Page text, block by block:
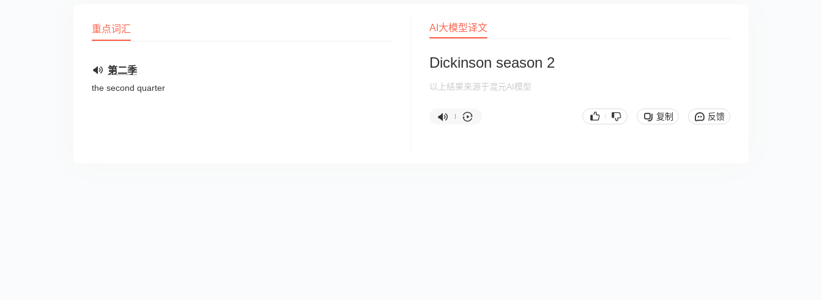
重点词汇
第二季
the second quarter
AI大模型译文
Dickinson season 2
以上结果来源于混元AI模型
复制 反馈